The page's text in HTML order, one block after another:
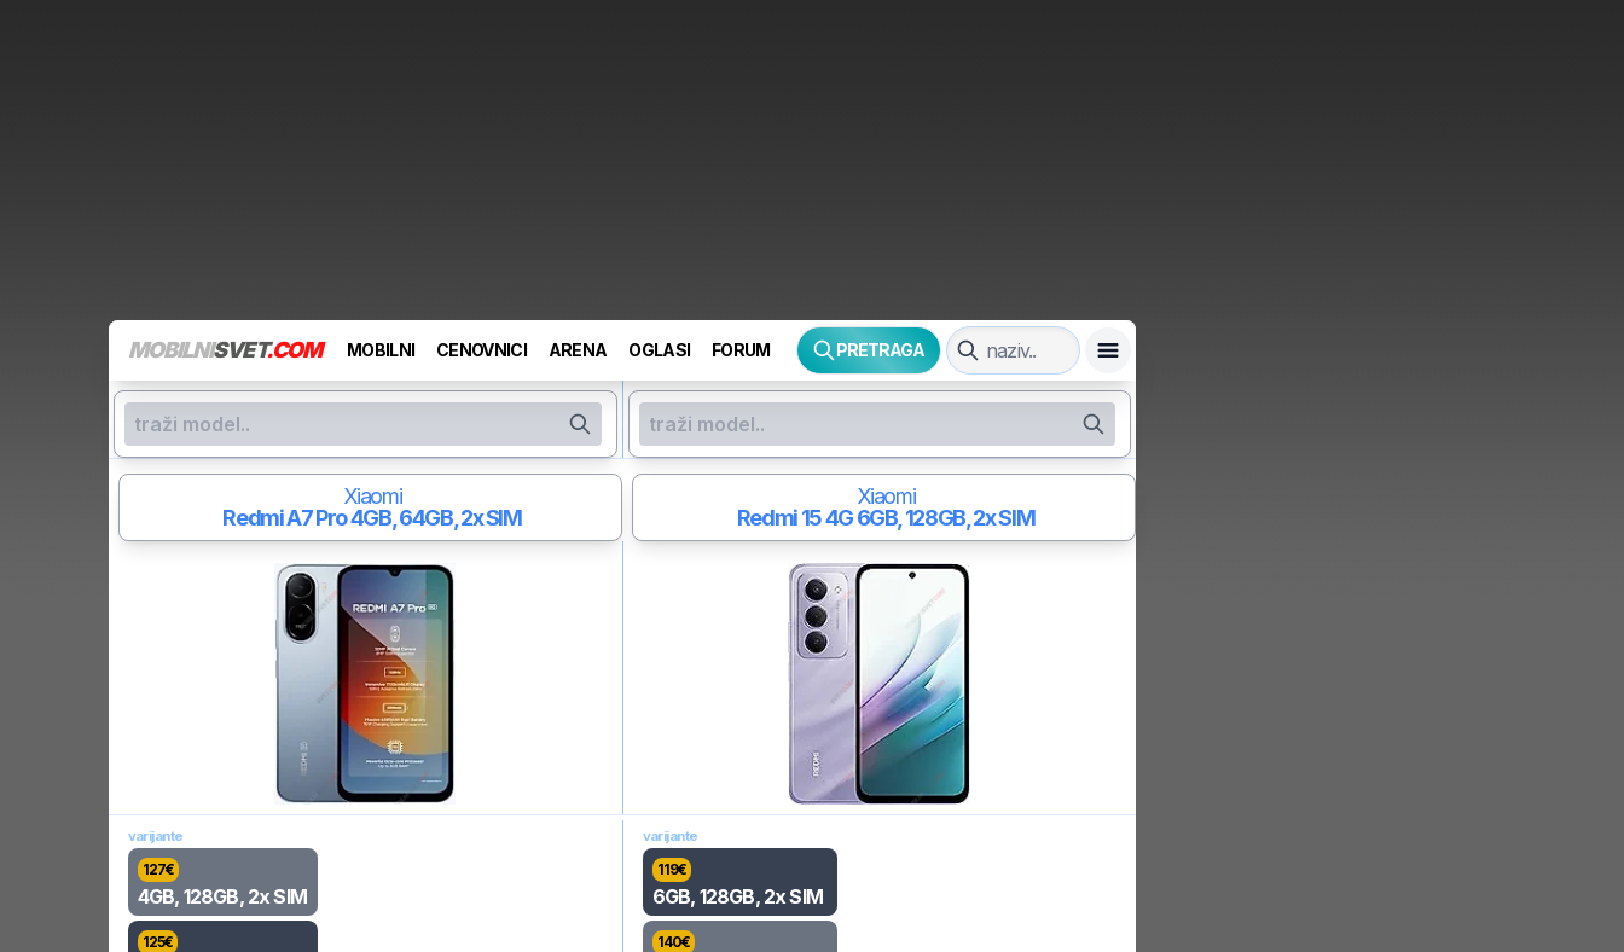
MOBILNISVET.COM MOBILNI CENOVNICI ARENA OGLASI FORUM PRETRAGA
Xiaomi
Redmi A7 Pro4GB, 64GB, 2x SIM
Xiaomi
Redmi 15 4G6GB, 128GB, 2x SIM
varijante
127€
4GB, 128GB, 2x SIM
125€
varijante
119€
6GB, 128GB, 2x SIM
140€